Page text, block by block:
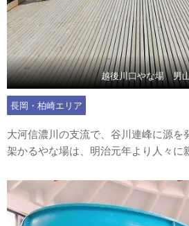
越後川口やな場 男
長岡・柏崎エリア
大河信濃川の支流で、谷川連峰に源を
架かるやな場は、明治元年より人々に